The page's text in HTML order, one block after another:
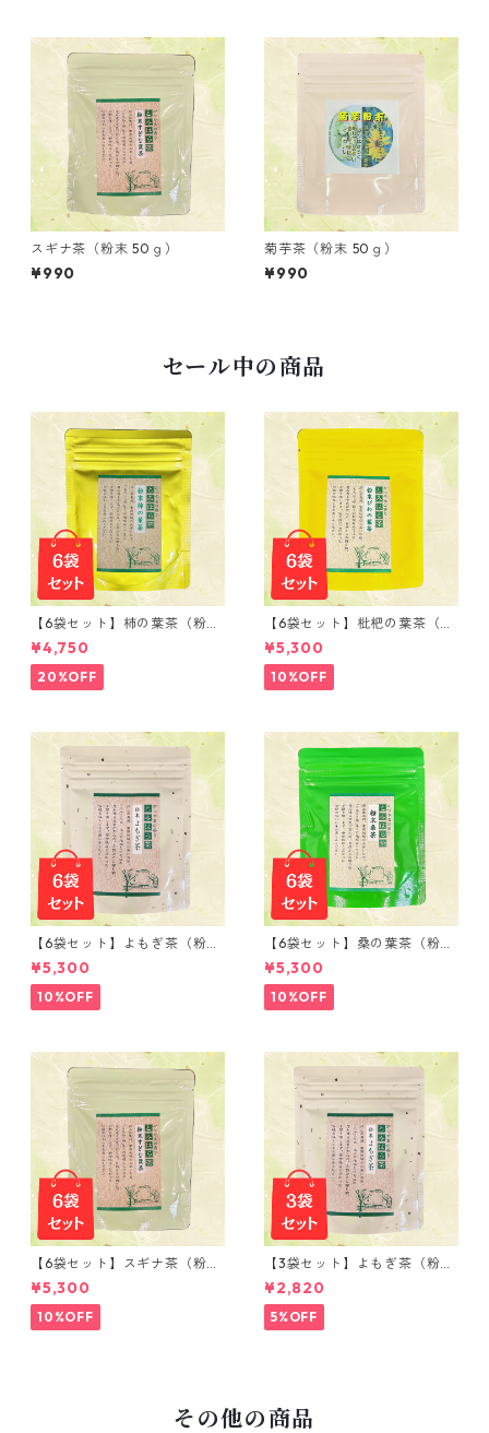
スギナ茶（粉末 50ｇ）
¥990
菊芋茶（粉末 50ｇ）
¥990
セール中の商品
【6袋セット】柿の葉茶（粉末
50ｇ）
¥4,750
20%OFF
【6袋セット】枇杷の葉茶（粉
末 50ｇ）
¥5,300
10%OFF
【6袋セット】よもぎ茶（粉末
50ｇ）
¥5,300
10%OFF
【6袋セット】桑の葉茶（粉末
50ｇ）
¥5,300
10%OFF
【6袋セット】スギナ茶（粉末
50ｇ）
¥5,300
10%OFF
【3袋セット】よもぎ茶（粉末
50ｇ）
¥2,820
5%OFF
その他の商品